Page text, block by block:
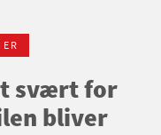
svært for
bliver